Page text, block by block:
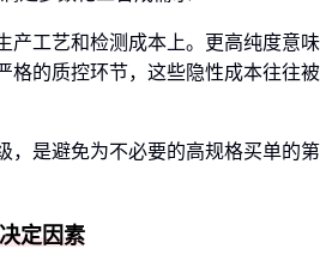
产工艺和检测成本上。更高纯度意味
格的质控环节，这些隐性成本往往被
，是避免为不必要的高规格买单的第
定因素